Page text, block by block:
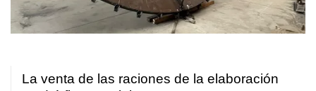
La venta de las raciones de la elaboración